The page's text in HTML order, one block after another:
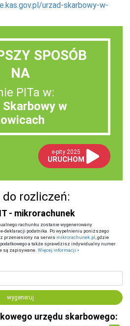
urzad-skarbowy-w-
SPOSÓB
NA
PITa w:
Skarbowy w
e-pity 2025
URUCHOM
rozliczeń:
- mikrorachunek
rachunku zostanie wygenerowany
deklaracji podatnika. Po wypełnieniu poniższego
przeniesiony na serwis mikrorachunek.pl , gdzie
a także sprawdzisz indywidualny numer
są zapisywane. Więcej informacji »
wygeneruj
urzędu skarbowego: